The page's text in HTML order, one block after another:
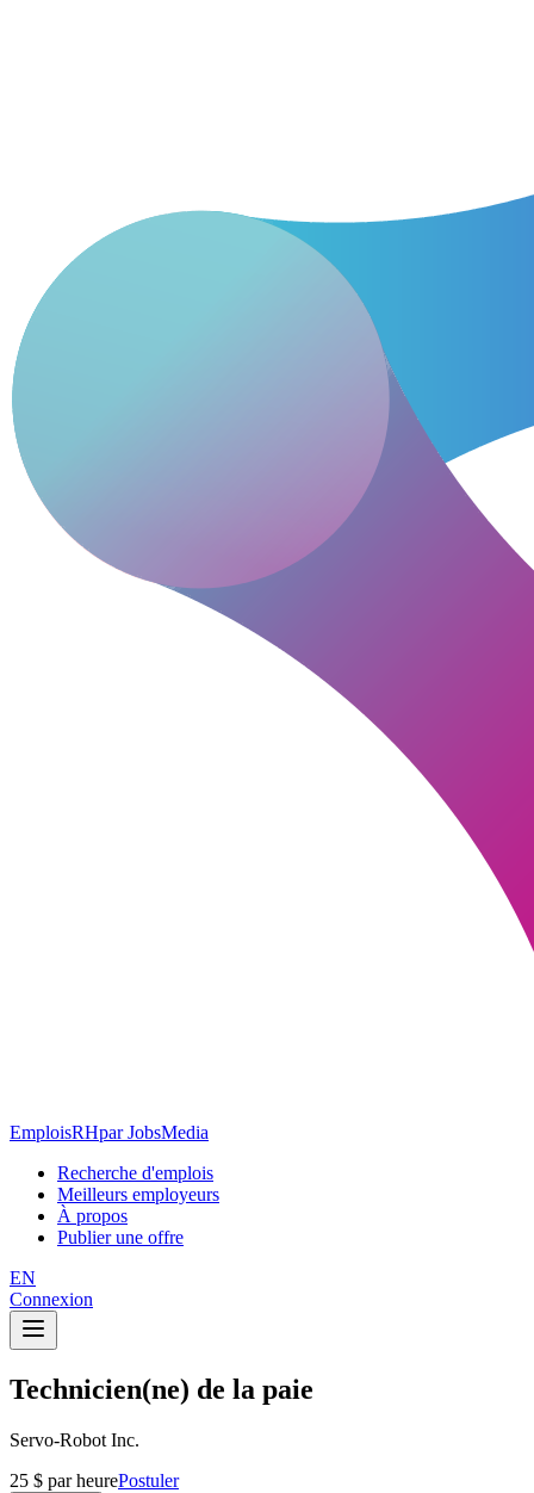
EmploisRHpar JobsMedia
Recherche d'emplois
Meilleurs employeurs
À propos
Publier une offre
EN
Connexion
Technicien(ne) de la paie
Servo-Robot Inc.
25 $ par heurePostuler